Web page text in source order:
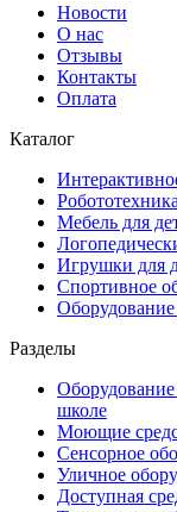
Новости
О нас
Отзывы
Контакты
Оплата
Каталог
Мебель для
Игрушки для
Спортивное
Разделы
Оборудование
школе
Моющие
Сенсорное
Уличное
Доступная